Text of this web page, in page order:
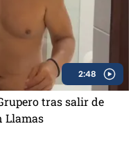
2:48
tras salir de
Llamas